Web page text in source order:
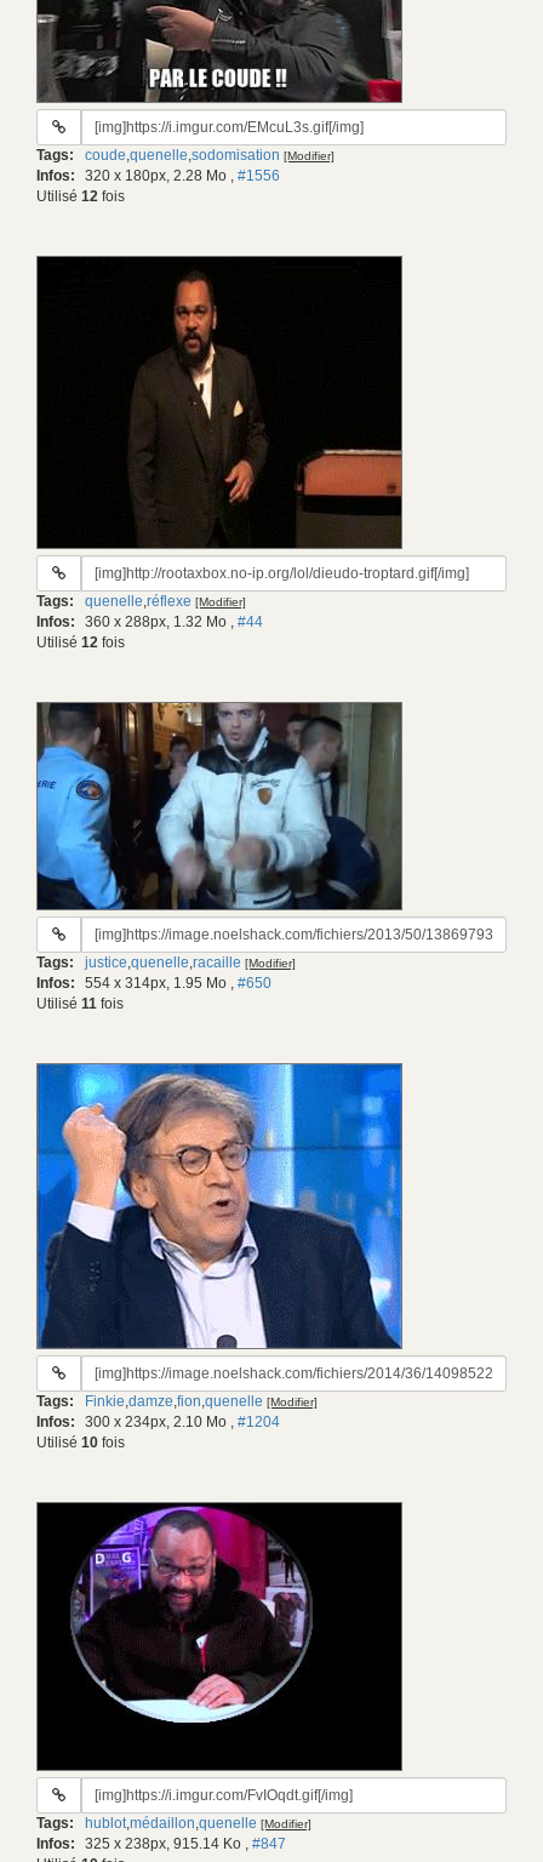
URL
gif:
Tags: coude,quenelle,sodomisation [Modifier]
Infos: 320 x 180px, 2.28 Mo , #1556
Utilisé 12 fois
URL
gif:
Tags: quenelle,réflexe [Modifier]
Infos: 360 x 288px, 1.32 Mo , #44
Utilisé 12 fois
URL
gif:
Tags: justice,quenelle,racaille [Modifier]
Infos: 554 x 314px, 1.95 Mo , #650
Utilisé 11 fois
URL
gif:
Tags: Finkie,damze,fion,quenelle [Modifier]
Infos: 300 x 234px, 2.10 Mo , #1204
Utilisé 10 fois
URL
gif:
Tags: hublot,médaillon,quenelle [Modifier]
Infos: 325 x 238px, 915.14 Ko , #847